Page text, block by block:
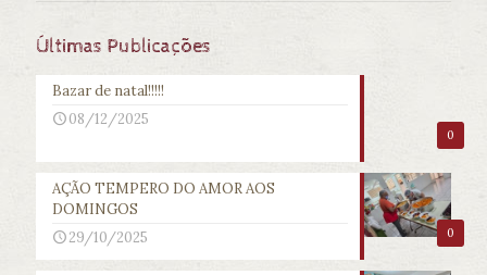
Últimas Publicações
0
Bazar de natal!!!!!
08/12/2025
0
AÇÃO TEMPERO DO AMOR AOS
DOMINGOS
29/10/2025